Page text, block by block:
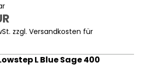
zzgl. Versandkosten für
L Blue Sage 400